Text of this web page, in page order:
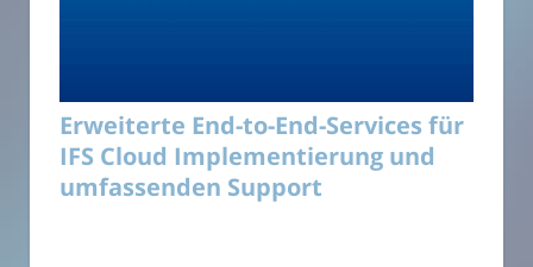
Erweiterte End-to-End-Services für
IFS Cloud Implementierung und
umfassenden Support